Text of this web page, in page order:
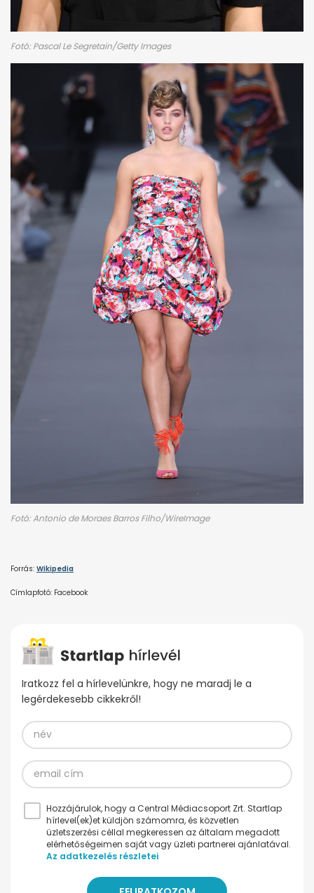
Fotó: Pascal Le Segretain/Getty Images
Fotó: Antonio de Moraes Barros Filho/WireImage
Forrás: Wikipedia
Címlapfotó: Facebook
Iratkozz fel a hírlevelünkre, hogy ne maradj le a
legérdekesebb cikkekről!
Hozzájárulok, hogy a Central Médiacsoport Zrt. Startlap
hírlevel(ek)et küldjön számomra, és közvetlen
üzletszerzési céllal megkeressen az általam megadott
elérhetőségeimen saját vagy üzleti partnerei ajánlatával.
Az adatkezelés részletei